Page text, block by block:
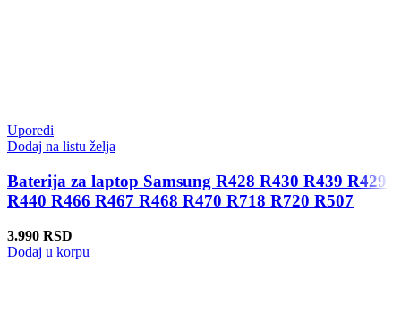
Uporedi
Dodaj na listu želja
Baterija za laptop Samsung R428 R430 R439 R429
R440 R466 R467 R468 R470 R718 R720 R507
3.990 RSD
Dodaj u korpu